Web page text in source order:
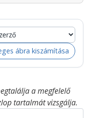
ábra kiszámítása
a megfelelő
tartalmát vizsgálja.